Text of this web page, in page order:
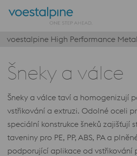
voestalpine High Performance
Šneky a válce
Šneky a válce taví a homogenizují
vstřikování a extruzi. Odolné oceli
speciální konstrukce šneků zajišťují
taveniny pro PE, PP, ABS, PA a
podporující aplikace od vstřikování